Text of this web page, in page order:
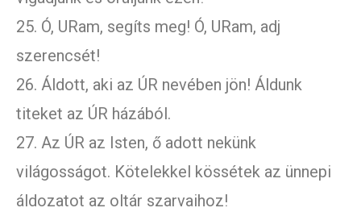
25. Ó, URam, segíts meg! Ó, URam, adj
szerencsét!
26. Áldott, aki az ÚR nevében jön! Áldunk
titeket az ÚR házából.
27. Az ÚR az Isten, ő adott nekünk
világosságot. Kötelekkel kössétek az ünnepi
áldozatot az oltár szarvaihoz!